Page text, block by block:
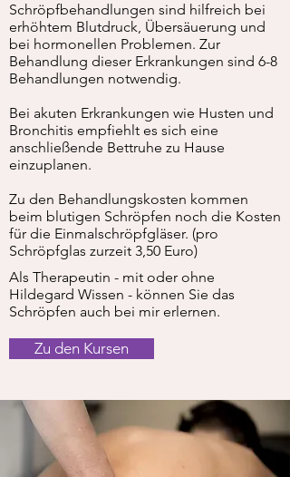
Schröpfbehandlungen sind hilfreich bei
erhöhtem Blutdruck, Übersäuerung und
bei hormonellen Problemen. Zur
Behandlung dieser Erkrankungen sind 6-8
Behandlungen notwendig.
Bei akuten Erkrankungen wie Husten und
Bronchitis empfiehlt es sich eine
anschließende Bettruhe zu Hause
einzuplanen.
Zu den Behandlungskosten kommen
beim blutigen Schröpfen noch die Kosten
für die Einmalschröpfgläser. (pro
Schröpfglas zurzeit 3,50 Euro)
Als Therapeutin - mit oder ohne
Hildegard Wissen - können Sie das
Schröpfen auch bei mir erlernen.
Zu den Kursen